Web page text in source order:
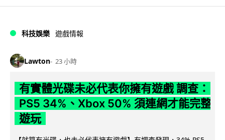
科技娛樂 遊戲情報
Lawton 23 小時
有實體光碟未必代表你擁有遊戲 調查：
PS5 34%、Xbox 50% 須連網才能完整
遊玩